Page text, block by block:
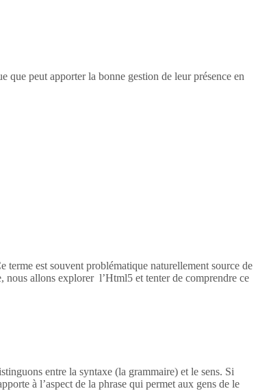
que peut apporter la bonne gestion de leur présence en
terme est souvent problématique naturellement source de
nous allons explorer l’Html5 et tenter de comprendre ce
entre la syntaxe (la grammaire) et le sens. Si
à l’aspect de la phrase qui permet aux gens de le